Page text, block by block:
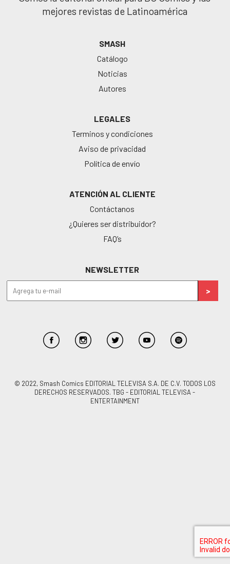
mejores revistas de Latinoamérica
SMASH
Catálogo
Noticias
Autores
LEGALES
Terminos y condiciones
Aviso de privacidad
Política de envío
ATENCIÓN AL CLIENTE
Contáctanos
¿Quieres ser distribuidor?
FAQ’s
NEWSLETTER
© 2022, Smash Comics EDITORIAL TELEVISA S.A. DE C.V. TODOS LOS
DERECHOS RESERVADOS. TBG - EDITORIAL TELEVISA -
ENTERTAINMENT